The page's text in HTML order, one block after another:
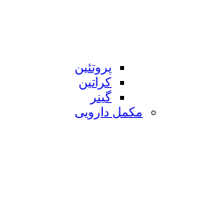
پروتئین
کراتین
گینر
مکمل دارویی